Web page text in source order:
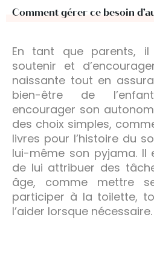
Comment gérer ce besoin
En tant que parents,
soutenir et
naissante tout en
bien-être de
encourager son
des choix simples,
livres pour l’histoire du
lui-même son pyjama. Il
de lui attribuer des
âge, comme mettre
participer à la toilette,
l’aider lorsque nécessaire.